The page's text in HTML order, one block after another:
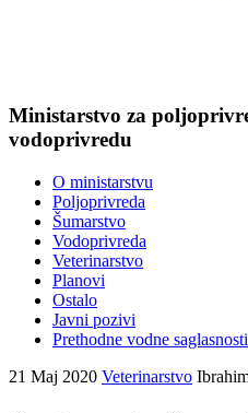
Ministarstvo za
vodoprivredu
O ministarstvu
Poljoprivreda
Šumarstvo
Vodoprivreda
Veterinarstvo
Planovi
Ostalo
Javni pozivi
Prethodne vodne saglasnosti
21 Maj 2020 Veterinarstvo